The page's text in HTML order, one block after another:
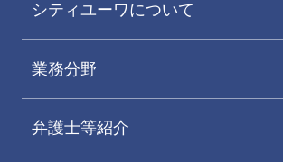
シティユーワについて
業務分野
弁護士等紹介